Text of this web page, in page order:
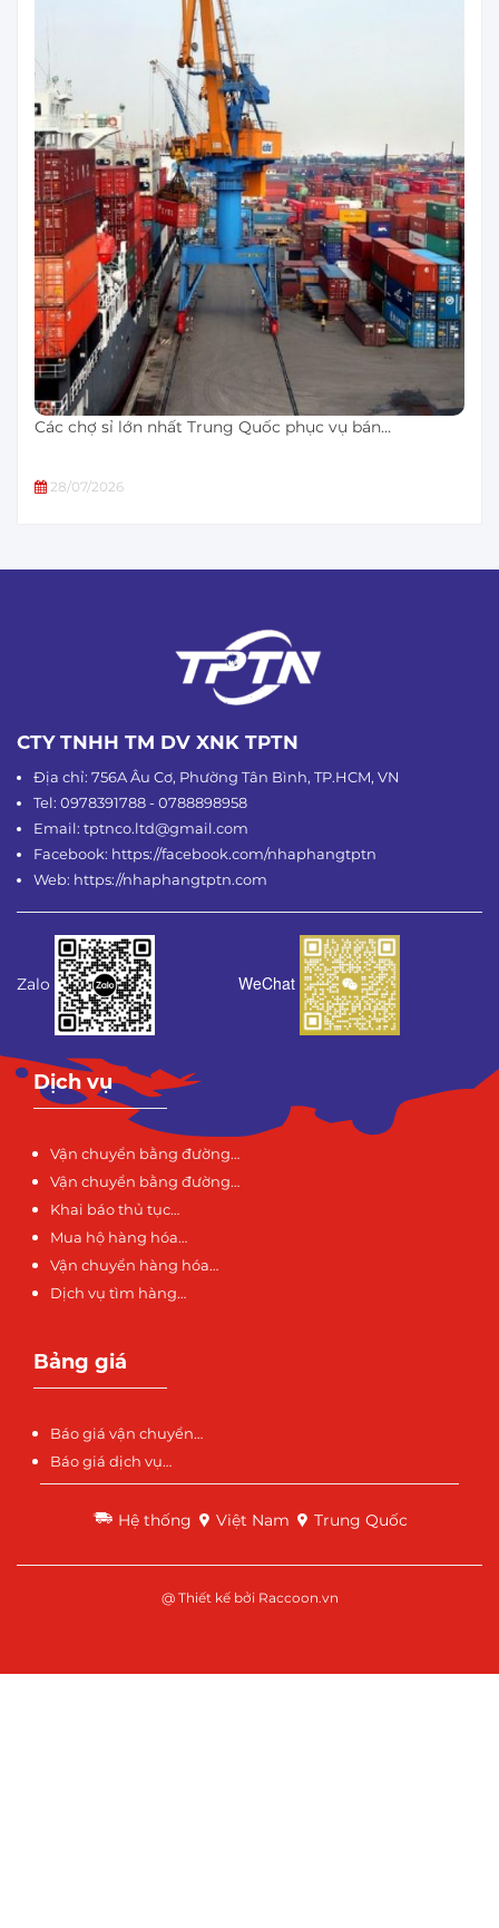
Các chợ sỉ lớn nhất Trung Quốc phục vụ bán…
28/07/2026
CTY TNHH TM DV XNK TPTN
Địa chỉ: 756A Âu Cơ, Phường Tân Bình, TP.HCM, VN
Tel: 0978391788 - 0788898958
Email: tptnco.ltd@gmail.com
Facebook: https://facebook.com/nhaphangtptn
Web: https://nhaphangtptn.com
Zalo WeChat
Dịch vụ
Vận chuyển bằng đường…
Vận chuyển bằng đường…
Khai báo thủ tục…
Mua hộ hàng hóa…
Vận chuyển hàng hóa…
Dịch vụ tìm hàng…
Bảng giá
Báo giá vận chuyển…
Báo giá dịch vụ…
Hệ thống Việt Nam Trung Quốc
@ Thiết kế bởi Raccoon.vn